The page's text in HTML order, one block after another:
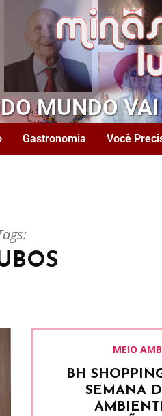
MUNDO
Gastronomia Você
MEIO
BH
SEMANA